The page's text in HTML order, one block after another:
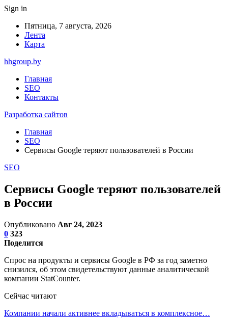
Sign in
Пятница, 7 августа, 2026
Лента
Карта
hhgroup.by
Главная
SEO
Контакты
Разработка сайтов
Главная
SEO
Сервисы Google теряют пользователей в России
SEO
Сервисы Google теряют пользователей
в России
Опубликовано Авг 24, 2023
0 323
Поделится
Спрос на продукты и сервисы Google в РФ за год заметно
снизился, об этом свидетельствуют данные аналитической
компании StatCounter.
Сейчас читают
Компании начали активнее вкладываться в комплексное…